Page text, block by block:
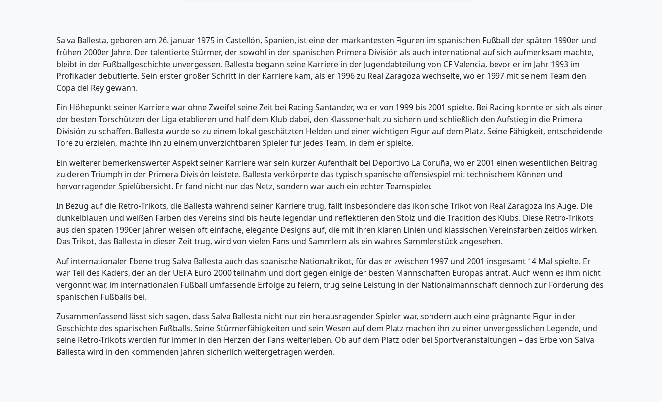
Salva Ballesta, geboren am 26. januar 1975 in Castellón, Spanien, ist eine der markantesten Figuren im spanischen Fußball der späten 1990er und
frühen 2000er Jahre. Der talentierte Stürmer, der sowohl in der spanischen Primera División als auch international auf sich aufmerksam machte,
bleibt in der Fußballgeschichte unvergessen. Ballesta begann seine Karriere in der Jugendabteilung von CF Valencia, bevor er im Jahr 1993 im
Profikader debütierte. Sein erster großer Schritt in der Karriere kam, als er 1996 zu Real Zaragoza wechselte, wo er 1997 mit seinem Team den
Copa del Rey gewann.
Ein Höhepunkt seiner Karriere war ohne Zweifel seine Zeit bei Racing Santander, wo er von 1999 bis 2001 spielte. Bei Racing konnte er sich als einer
der besten Torschützen der Liga etablieren und half dem Klub dabei, den Klassenerhalt zu sichern und schließlich den Aufstieg in die Primera
División zu schaffen. Ballesta wurde so zu einem lokal geschätzten Helden und einer wichtigen Figur auf dem Platz. Seine Fähigkeit, entscheidende
Tore zu erzielen, machte ihn zu einem unverzichtbaren Spieler für jedes Team, in dem er spielte.
Ein weiterer bemerkenswerter Aspekt seiner Karriere war sein kurzer Aufenthalt bei Deportivo La Coruña, wo er 2001 einen wesentlichen Beitrag
zu deren Triumph in der Primera División leistete. Ballesta verkörperte das typisch spanische offensivspiel mit technischem Können und
hervorragender Spielübersicht. Er fand nicht nur das Netz, sondern war auch ein echter Teamspieler.
In Bezug auf die Retro-Trikots, die Ballesta während seiner Karriere trug, fällt insbesondere das ikonische Trikot von Real Zaragoza ins Auge. Die
dunkelblauen und weißen Farben des Vereins sind bis heute legendär und reflektieren den Stolz und die Tradition des Klubs. Diese Retro-Trikots
aus den späten 1990er Jahren weisen oft einfache, elegante Designs auf, die mit ihren klaren Linien und klassischen Vereinsfarben zeitlos wirken.
Das Trikot, das Ballesta in dieser Zeit trug, wird von vielen Fans und Sammlern als ein wahres Sammlerstück angesehen.
Auf internationaler Ebene trug Salva Ballesta auch das spanische Nationaltrikot, für das er zwischen 1997 und 2001 insgesamt 14 Mal spielte. Er
war Teil des Kaders, der an der UEFA Euro 2000 teilnahm und dort gegen einige der besten Mannschaften Europas antrat. Auch wenn es ihm nicht
vergönnt war, im internationalen Fußball umfassende Erfolge zu feiern, trug seine Leistung in der Nationalmannschaft dennoch zur Förderung des
spanischen Fußballs bei.
Zusammenfassend lässt sich sagen, dass Salva Ballesta nicht nur ein herausragender Spieler war, sondern auch eine prägnante Figur in der
Geschichte des spanischen Fußballs. Seine Stürmerfähigkeiten und sein Wesen auf dem Platz machen ihn zu einer unvergesslichen Legende, und
seine Retro-Trikots werden für immer in den Herzen der Fans weiterleben. Ob auf dem Platz oder bei Sportveranstaltungen – das Erbe von Salva
Ballesta wird in den kommenden Jahren sicherlich weitergetragen werden.